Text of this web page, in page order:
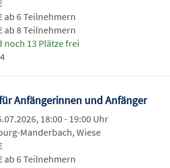
ab 6 Teilnehmern
ab 8 Teilnehmern
noch 13 Plätze frei
Anfängerinnen und Anfänger
18:00 - 19:00 Uhr
Manderbach, Wiese
ab 6 Teilnehmern